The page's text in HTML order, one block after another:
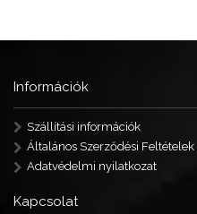
Információk
Szállítási információk
Általános Szerződési Feltételek
Adatvédelmi nyilatkozat
Kapcsolat